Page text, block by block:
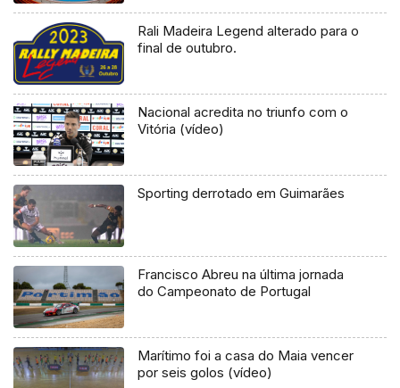
Rali Madeira Legend alterado para o
final de outubro.
Nacional acredita no triunfo com o
Vitória (vídeo)
Sporting derrotado em Guimarães
Francisco Abreu na última jornada
do Campeonato de Portugal
Marítimo foi a casa do Maia vencer
por seis golos (vídeo)